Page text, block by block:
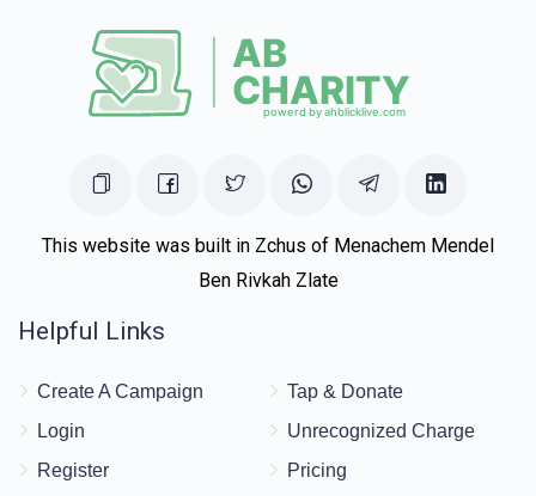
This website was built in Zchus of Menachem Mendel
Ben Rivkah Zlate
Helpful Links
Create A Campaign
Login
Register
Tap & Donate
Unrecognized Charge
Pricing